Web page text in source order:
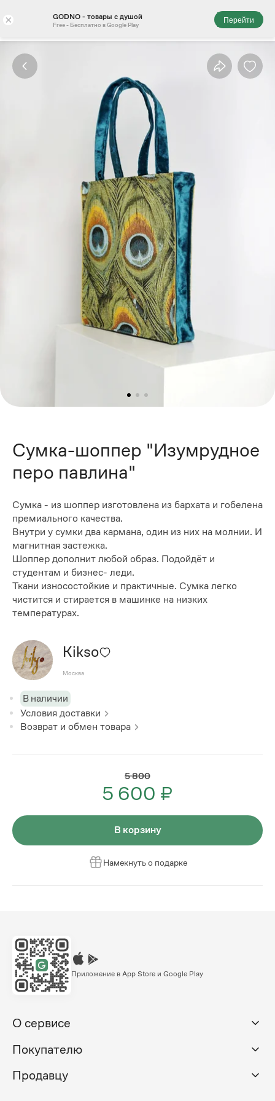
× GODNO - товары с душой
Free - Бесплатно в Google Play
Перейти
Сумка-шоппер "Изумрудное
перо павлина"
Сумка - из шоппер изготовлена из бархата и гобелена
премиального качества.
Внутри у сумки два кармана, один из них на молнии. И
магнитная застежка.
Шоппер дополнит любой образ. Подойдёт и
студентам и бизнес- леди.
Ткани износостойкие и практичные. Сумка легко
чистится и стирается в машинке на низких
температурах.
Kikso
Москва
В наличии
Условия доставки
Возврат и обмен товара
5 800
5 600 ₽
В корзину
Намекнуть о подарке
Приложение в App Store и Google Play
О сервисе
Покупателю
Продавцу